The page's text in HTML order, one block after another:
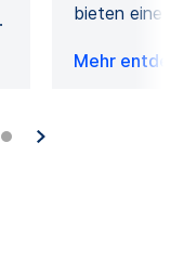
bieten eine
Mehr